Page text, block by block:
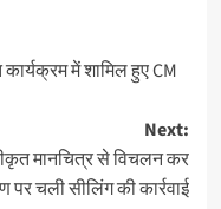
में शामिल हुए CM
Next:
मानचित्र से विचलन कर
पर चली सीलिंग की कार्रवाई